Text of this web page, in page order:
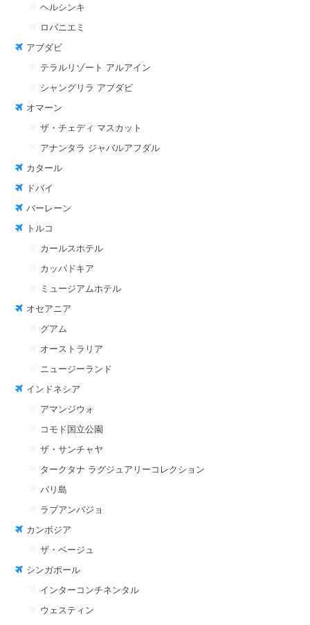
ヘルシンキ
ロバニエミ
アブダビ
テラルリゾート アルアイン
シャングリラ アブダビ
オマーン
ザ・チェディ マスカット
アナンタラ ジャバルアフダル
カタール
ドバイ
バーレーン
トルコ
カールスホテル
カッパドキア
ミュージアムホテル
オセアニア
グアム
オーストラリア
ニュージーランド
インドネシア
アマンジウォ
コモド国立公園
ザ・サンチャヤ
タークタナ ラグジュアリーコレクション
バリ島
ラブアンバジョ
カンボジア
ザ・ベージュ
シンガポール
インターコンチネンタル
ウェスティン